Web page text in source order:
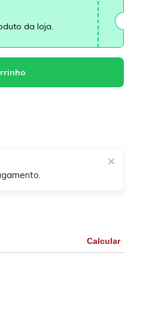
da loja.
Calcular